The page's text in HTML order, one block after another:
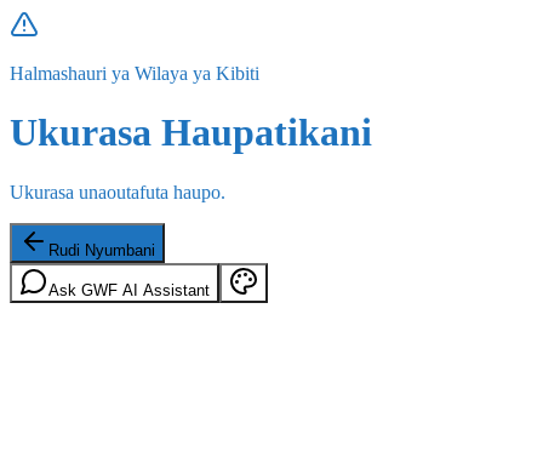
Halmashauri ya Wilaya ya Kibiti
Ukurasa Haupatikani
Ukurasa unaoutafuta haupo.
Rudi Nyumbani
Ask GWF AI Assistant